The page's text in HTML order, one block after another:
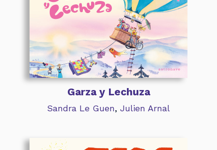
Garza y Lechuza
Sandra Le Guen, Julien Arnal